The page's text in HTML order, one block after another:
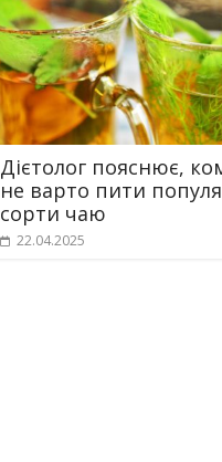
Дієтолог пояснює,
не варто пити
сорти чаю
22.04.2025